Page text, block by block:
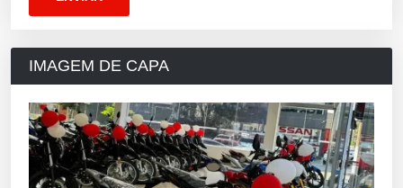
IMAGEM DE CAPA